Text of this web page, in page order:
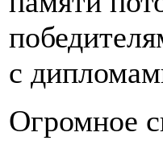
с
Огромное